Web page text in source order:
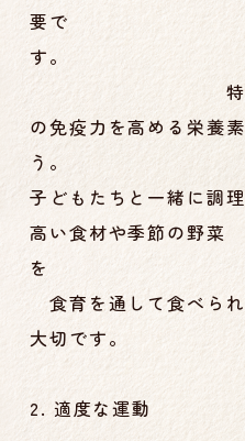
要で
特にビタミ
の免疫力を高める栄養
子どもたちと一緒に調
高い食材や季節の野菜
食育を通して食べら
大切です。
2. 適度な運動